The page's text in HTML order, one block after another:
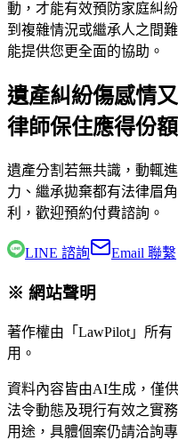
動，才能有效預防家庭糾
到複雜情況或繼承人之間
能提供您更全面的協助。
遺產糾紛傷感情
律師保住應得份額
遺產分割若無共識，動輒
力、繼承拋棄都有法律眉角
利，歡迎預約付費諮詢。
LINE 諮詢 Email 聯繫
※ 網站聲明
著作權由「LawPilot」所
用。
資料內容皆由AI生成，僅
法令動態及現行有效之實
用途，具體個案仍請洽詢